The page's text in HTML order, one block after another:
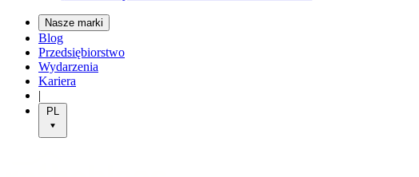
Nasze marki
Blog
Przedsiębiorstwo
Wydarzenia
Kariera
|
PL